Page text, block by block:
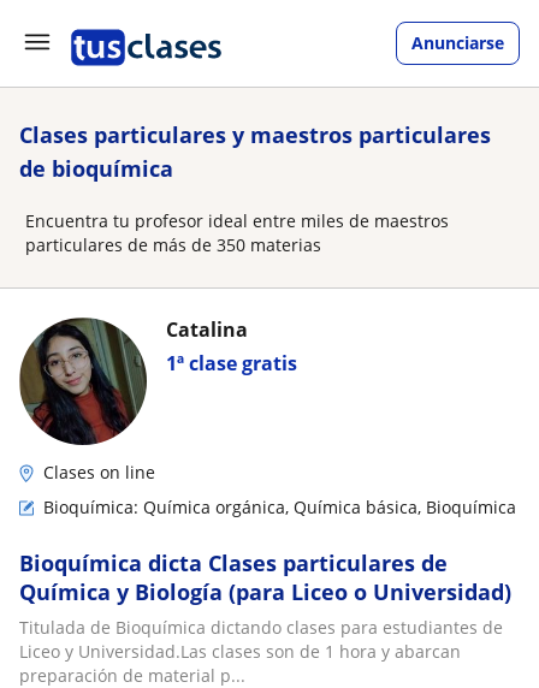
Anunciarse
Clases particulares y maestros particulares
de bioquímica
Encuentra tu profesor ideal entre miles de maestros
particulares de más de 350 materias
1ª clase gratis
Catalina
Clases on line
Bioquímica: Química orgánica, Química básica, Bioquímica
Bioquímica dicta Clases particulares de
Química y Biología (para Liceo o Universidad)
Titulada de Bioquímica dictando clases para estudiantes de
Liceo y Universidad.Las clases son de 1 hora y abarcan
preparación de material p...